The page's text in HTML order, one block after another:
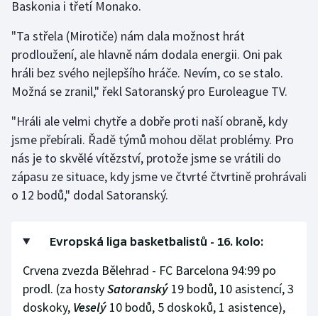
Parasport
Plavání
Plážový volejbal
Ragby
Rychlobruslení
Rychlostní kanoistika
Short track
Sportovní střelba
Stolní tenis
Baskonia i třetí Monako.
"Ta střela (Mirotiče) nám dala možnost hrát
prodloužení, ale hlavně nám dodala energii. Oni pak
hráli bez svého nejlepšího hráče. Nevím, co se stalo.
Možná se zranil," řekl Satoranský pro Euroleague TV.
"Hráli ale velmi chytře a dobře proti naší obraně, kdy
jsme přebírali. Řadě týmů mohou dělat problémy. Pro
nás je to skvělé vítězství, protože jsme se vrátili do
zápasu ze situace, kdy jsme ve čtvrté čtvrtině prohrávali
o 12 bodů," dodal Satoranský.
Evropská liga basketbalistů - 16. kolo:
Crvena zvezda Bělehrad - FC Barcelona 94:99 po
prodl. (za hostySatoranský 19 bodů, 10 asistencí, 3
doskoky, Veselý 10 bodů, 5 doskoků, 1 asistence),